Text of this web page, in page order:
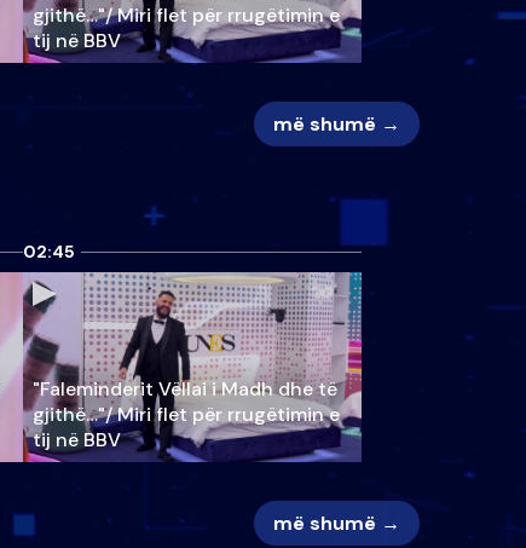
gjithë…"/ Miri flet për rrugëtimin e
tij në BBV
më shumë →
02:45
"Faleminderit Vëllai i Madh dhe të
gjithë…"/ Miri flet për rrugëtimin e
tij në BBV
më shumë →